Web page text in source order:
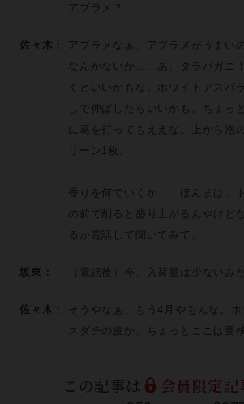
アブラメ？
佐々木：
アブラメなぁ、アブラメがうまい
なんかないか……あ、タラバガニ
くといいかもな。ホワイトアスパ
しで伸ばしたらいいかも。ちょっ
に葛を打ってもええな。上から泡
リーン1枚。
香りを何でいくか……ほんまは、
の前で削ると盛り上がるんやけど
るか電話して聞いてみて。
坂東： （電話後）今、入荷量は少ないみ
佐々木：
そうやなぁ、もう4月やもんな。ホ
スダチの皮か。ちょっとここは要
この記事は 会員限定記